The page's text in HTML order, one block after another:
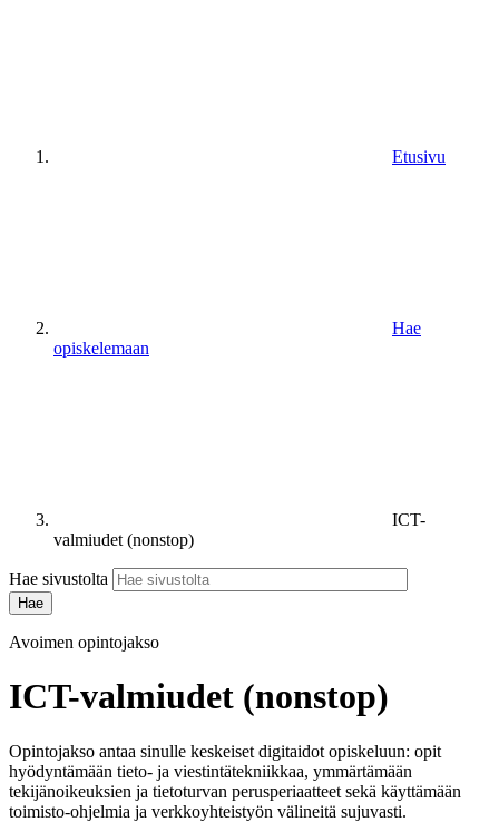
Etusivu
Hae
opiskelemaan
ICT-
valmiudet (nonstop)
Hae sivustolta
Avoimen opintojakso
ICT-valmiudet (nonstop)
Opintojakso antaa sinulle keskeiset digitaidot opiskeluun: opit
hyödyntämään tieto- ja viestintätekniikkaa, ymmärtämään
tekijänoikeuksien ja tietoturvan perusperiaatteet sekä käyttämään
toimisto-ohjelmia ja verkkoyhteistyön välineitä sujuvasti.